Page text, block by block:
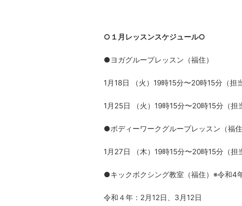
○１月レッスンスケジュール○
●ヨガグループレッスン（福住）
1月18日 （火）19時15分〜20時15分（担
1月25日 （火）19時15分〜20時15分（担
●ボディーワークグループレッスン（福住
1月27日 （木）19時15分〜20時15分（担
●キックボクシング教室（福住）※令和4
令和４年：2月12日、3月12日